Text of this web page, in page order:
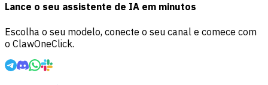
Lance o seu assistente de IA em minutos
Escolha o seu modelo, conecte o seu canal e comece com
o ClawOneClick.